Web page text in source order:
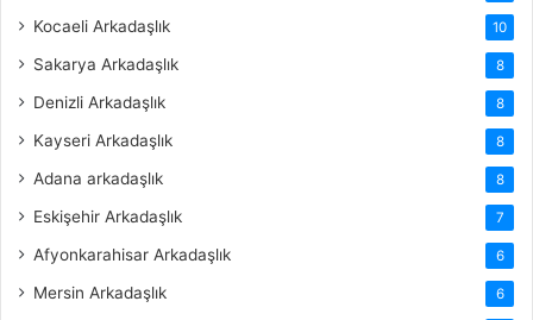
Kocaeli Arkadaşlık 10
Sakarya Arkadaşlık 8
Denizli Arkadaşlık 8
Kayseri Arkadaşlık 8
Adana arkadaşlık 8
Eskişehir Arkadaşlık 7
Afyonkarahisar Arkadaşlık 6
Mersin Arkadaşlık 6